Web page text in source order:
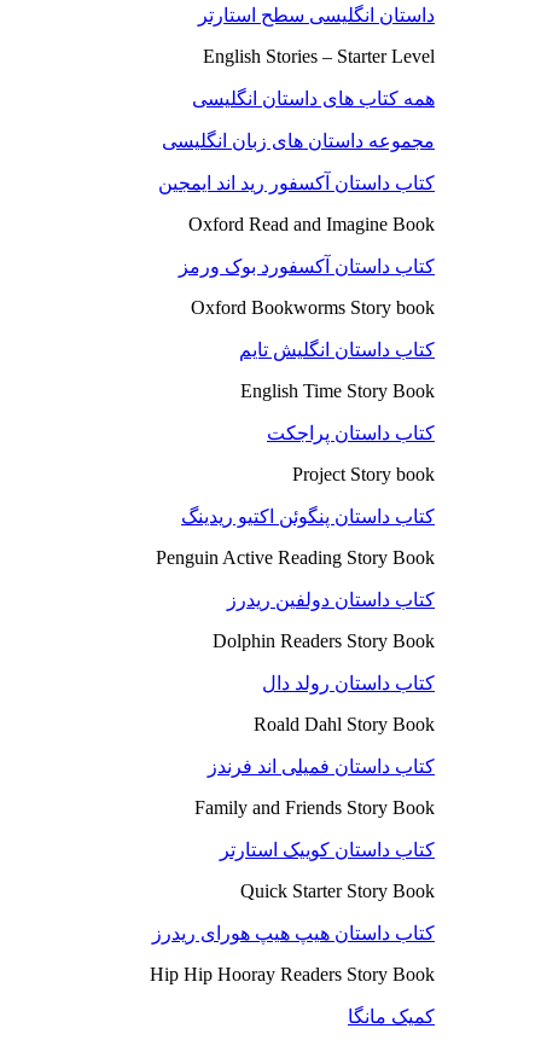
داستان انگلیسی سطح استارتر
English Stories – Starter Level
همه کتاب های داستان انگلیسی
مجموعه داستان های زبان انگلیسی
کتاب داستان آکسفور رید اند ایمجین
Oxford Read and Imagine Book
کتاب داستان آکسفورد بوک ورمز
Oxford Bookworms Story book
کتاب داستان انگلیش تایم
English Time Story Book
کتاب داستان پراجکت
Project Story book
کتاب داستان پنگوئن اکتیو ریدینگ
Penguin Active Reading Story Book
کتاب داستان دولفین ریدرز
Dolphin Readers Story Book
کتاب داستان رولد دال
Roald Dahl Story Book
کتاب داستان فمیلی اند فرندز
Family and Friends Story Book
کتاب داستان کوییک استارتر
Quick Starter Story Book
کتاب داستان هیپ هیپ هورای ریدرز
Hip Hip Hooray Readers Story Book
کمیک مانگا